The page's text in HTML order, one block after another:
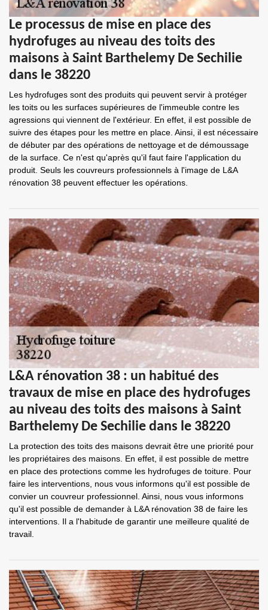
Le processus de mise en place des
hydrofuges au niveau des toits des
maisons à Saint Barthelemy De Sechilie
dans le 38220
Les hydrofuges sont des produits qui peuvent servir à protéger
les toits ou les surfaces supérieures de l'immeuble contre les
agressions qui viennent de l'extérieur. En effet, il est possible de
suivre des étapes pour les mettre en place. Ainsi, il est nécessaire
de débuter par des opérations de nettoyage et de démoussage
de la surface. Ce n'est qu'après qu'il faut faire l'application du
produit. Seuls les couvreurs professionnels à l'image de L&A
rénovation 38 peuvent effectuer les opérations.
L&A rénovation 38 : un habitué des
travaux de mise en place des hydrofuges
au niveau des toits des maisons à Saint
Barthelemy De Sechilie dans le 38220
La protection des toits des maisons devrait être une priorité pour
les propriétaires des maisons. En effet, il est possible de mettre
en place des protections comme les hydrofuges de toiture. Pour
faire les interventions, nous vous informons qu'il est possible de
convier un couvreur professionnel. Ainsi, nous vous informons
qu'il est possible de demander à L&A rénovation 38 de faire les
interventions. Il a l'habitude de garantir une meilleure qualité de
travail.